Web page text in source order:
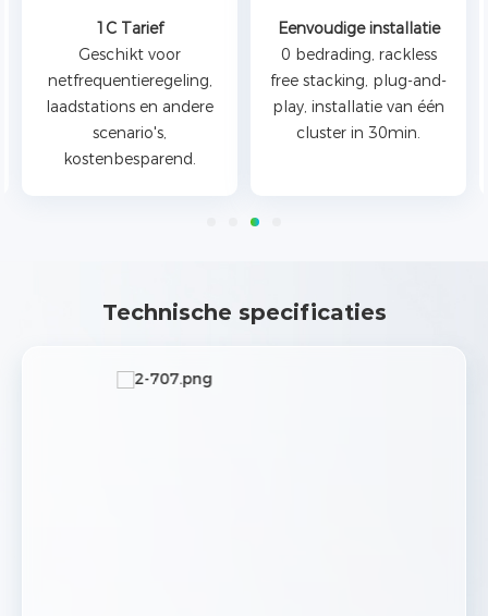
1C Tarief
Geschikt voor
netfrequentieregeling,
laadstations en andere
scenario's,
kostenbesparend.
Eenvoudige installatie
0 bedrading, rackless
free stacking, plug-and-
play, installatie van één
cluster in 30min.
Technische specificaties